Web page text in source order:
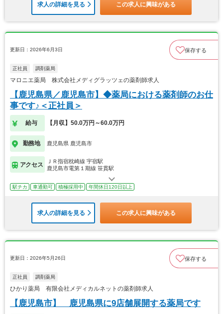
求人の詳細を見る この求人に興味がある
更新日：2026年6月3日 保存する
正社員 調剤薬局
マロニエ薬局 株式会社メディグラッツェの薬剤師求人
【鹿児島県／鹿児島市】◆薬局における薬剤師のお仕
事です♪＜正社員＞
給与 【月収】50.0万円～60.0万円
勤務地 鹿児島県 鹿児島市
アクセス
ＪＲ指宿枕崎線 宇宿駅
鹿児島市電第１期線 笹貫駅
駅チカ 車通勤可 積極採用中 年間休日120日以上
求人の詳細を見る この求人に興味がある
更新日：2026年5月26日 保存する
正社員 調剤薬局
ひかり薬局 有限会社メディカルネットの薬剤師求人
【鹿児島市】 鹿児島県に9店舗展開する薬局です